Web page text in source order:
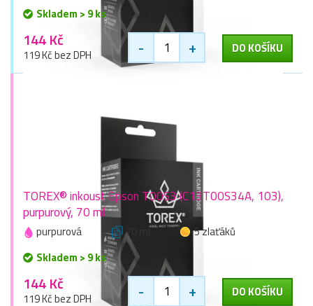
Skladem > 9 ks
144 Kč
119 Kč bez DPH - + DO KOŠÍKU
TOREX® inkoust Epson T00S3 (C13T00S34A, 103),
purpurový, 70 ml
purpurová 70 ml
5 zlaťáků
Skladem > 9 ks
144 Kč
119 Kč bez DPH - + DO KOŠÍKU